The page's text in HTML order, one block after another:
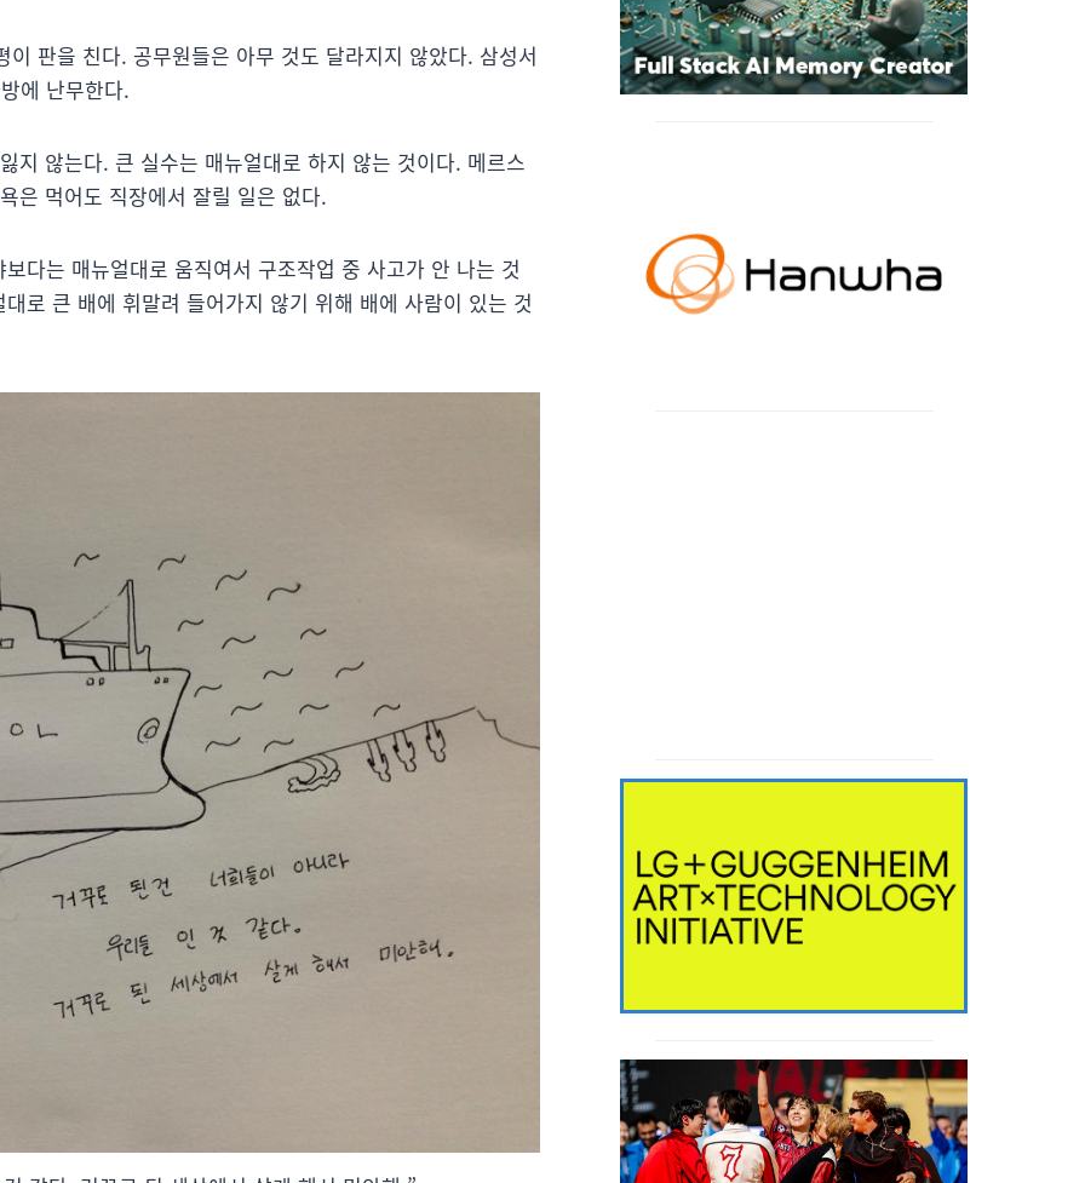
이 판을 친다. 공무원들은 아무 것도 달라지지 않았다. 삼성서
에 난무한다.
지 않는다. 큰 실수는 매뉴얼대로 하지 않는 것이다. 메르스
은 먹어도 직장에서 잘릴 일은 없다.
다는 매뉴얼대로 움직여서 구조작업 중 사고가 안 나는 것
로 큰 배에 휘말려 들어가지 않기 위해 배에 사람이 있는 것